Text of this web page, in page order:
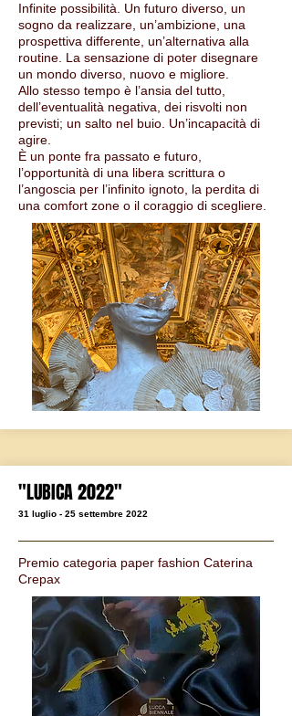
Infinite possibilità. Un futuro diverso, un
sogno da realizzare, un’ambizione, una
prospettiva differente, un’alternativa alla
routine. La sensazione di poter disegnare
un mondo diverso, nuovo e migliore.
Allo stesso tempo è l’ansia del tutto,
dell’eventualità negativa, dei risvolti non
previsti; un salto nel buio. Un’incapacità di
agire.
È un ponte fra passato e futuro,
l’opportunità di una libera scrittura o
l’angoscia per l’infinito ignoto, la perdita di
una comfort zone o il coraggio di scegliere.
"LUBICA 2022"
31 luglio - 25 settembre 2022
Premio categoria paper fashion Caterina
Crepax